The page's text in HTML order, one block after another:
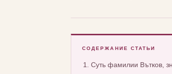
СОДЕРЖАНИЕ СТАТЬИ
Суть фамилии Вътков,